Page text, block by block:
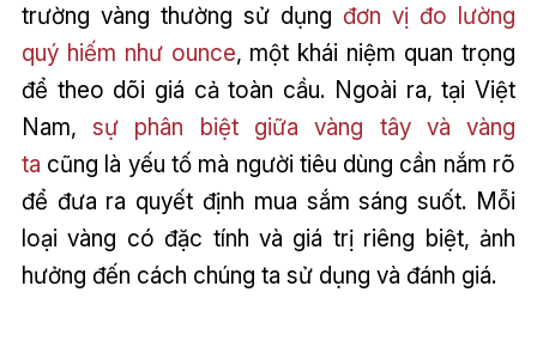
trường vàng thường sử dụng đơn vị đo lường
quý hiếm như ounce, một khái niệm quan trọng
để theo dõi giá cả toàn cầu. Ngoài ra, tại Việt
Nam,sự phân biệt giữa vàng tây và vàng
ta cũng là yếu tố mà người tiêu dùng cần nắm rõ
để đưa ra quyết định mua sắm sáng suốt. Mỗi
loại vàng có đặc tính và giá trị riêng biệt, ảnh
hưởng đến cách chúng ta sử dụng và đánh giá.